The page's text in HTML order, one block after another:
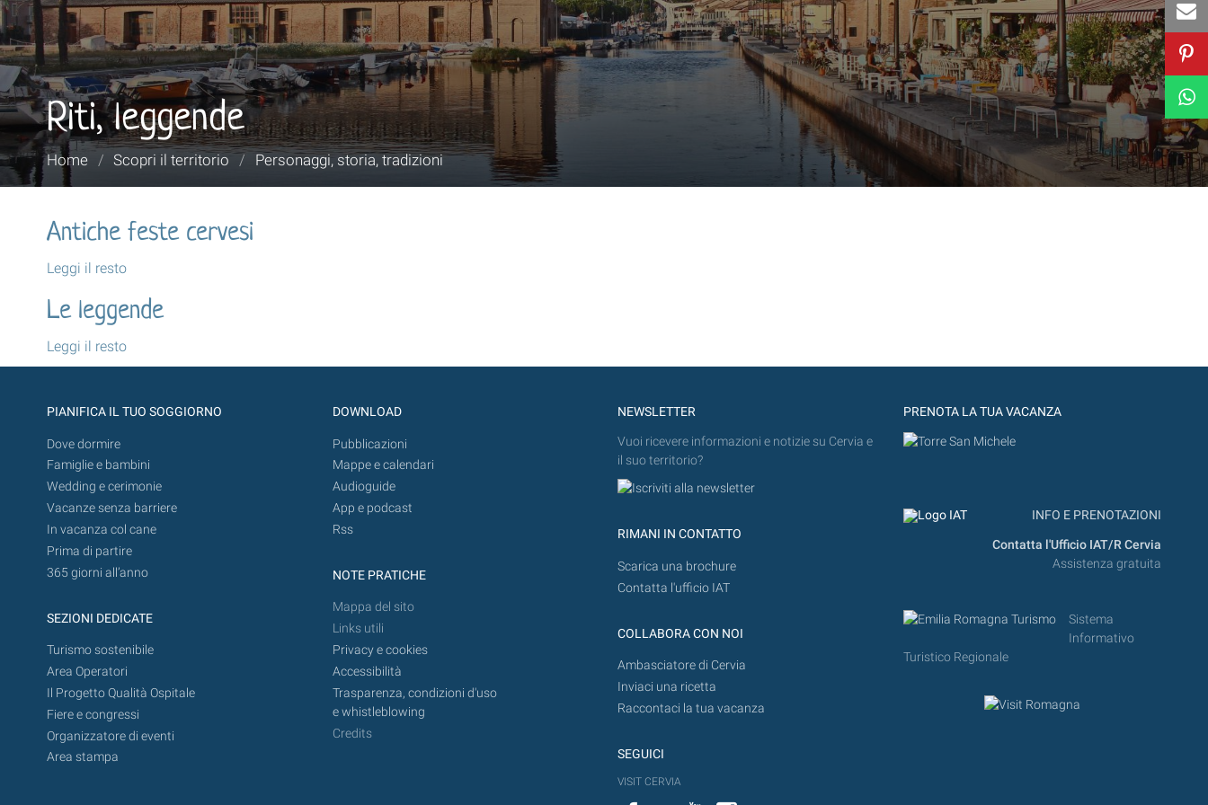
Riti, leggende
Tu
sei
Home / Scopri il territorio / Personaggi, storia, tradizioni
Antiche feste cervesi
Antiche
cervesi
Leggi il resto
Le leggende
Le
leggende
Leggi il resto
PIANIFICA IL TUO SOGGIORNO
Dove dormire
Famiglie e bambini
Wedding e cerimonie
Vacanze senza barriere
In vacanza col cane
Prima di partire
365 giorni all’anno
SEZIONI DEDICATE
Turismo sostenibile
Area Operatori
Il Progetto Qualità Ospitale
Fiere e congressi
Organizzatore di eventi
Area stampa
DOWNLOAD
Pubblicazioni
Mappe e calendari
Audioguide
App e podcast
Rss
NOTE PRATICHE
Mappa del sito
Links utili
Privacy e cookies
Accessibilità
Trasparenza, condizioni d'uso
e whistleblowing
Credits
NEWSLETTER
Vuoi ricevere informazioni e notizie su Cervia e
il suo territorio?
RIMANI IN CONTATTO
Scarica una brochure
Contatta l'ufficio IAT
COLLABORA CON NOI
Ambasciatore di Cervia
Inviaci una ricetta
Raccontaci la tua vacanza
SEGUICI
VISIT CERVIA
PRENOTA LA TUA VACANZA
INFO E PRENOTAZIONI
Contatta l'Ufficio IAT/R Cervia
Assistenza gratuita
Sistema
Informativo
Turistico Regionale